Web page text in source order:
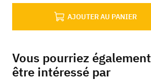
AJOUTER AU PANIER
Vous pourriez également
être intéressé par